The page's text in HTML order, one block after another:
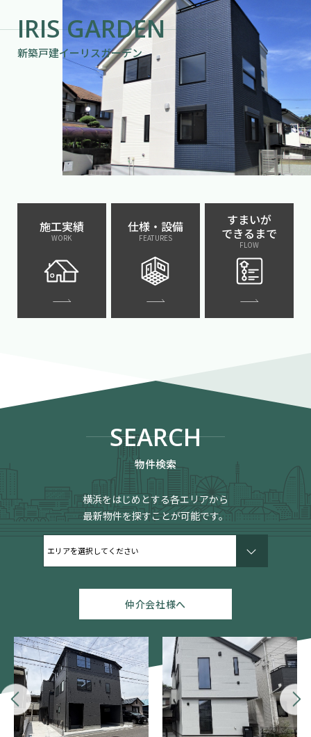
IRIS GARDEN
新築戸建イーリスガーデン
施工実績
WORK
仕様・設備
FEATURES
すまいが
できるまで
FLOW
SEARCH
物件検索
横浜をはじめとする各エリアから
最新物件を探すことが可能です。
仲介会社様へ